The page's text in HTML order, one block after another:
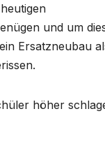
und um
Ersatzneubau
höher